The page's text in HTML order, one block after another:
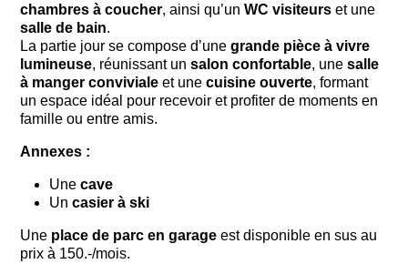
chambres à coucher, ainsi qu’unWC visiteurs et une
salle de bain.
La partie jour se compose d’unegrande pièce à vivre
lumineuse, réunissant unsalon confortable, unesalle
à manger conviviale et unecuisine ouverte, formant
un espace idéal pour recevoir et profiter de moments en
famille ou entre amis.
Annexes :
Unecave
Uncasier à ski
Une place de parc en garage est disponible en sus au
prix à 150.-/mois.